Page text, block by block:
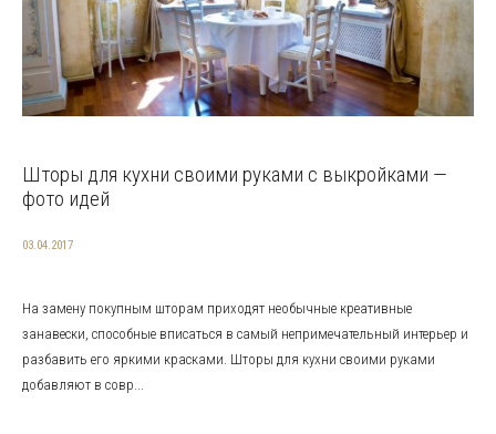
Шторы для кухни своими руками с выкройками —
фото идей
03.04.2017
На замену покупным шторам приходят необычные креативные
занавески, способные вписаться в самый непримечательный интерьер и
разбавить его яркими красками. Шторы для кухни своими руками
добавляют в совр...